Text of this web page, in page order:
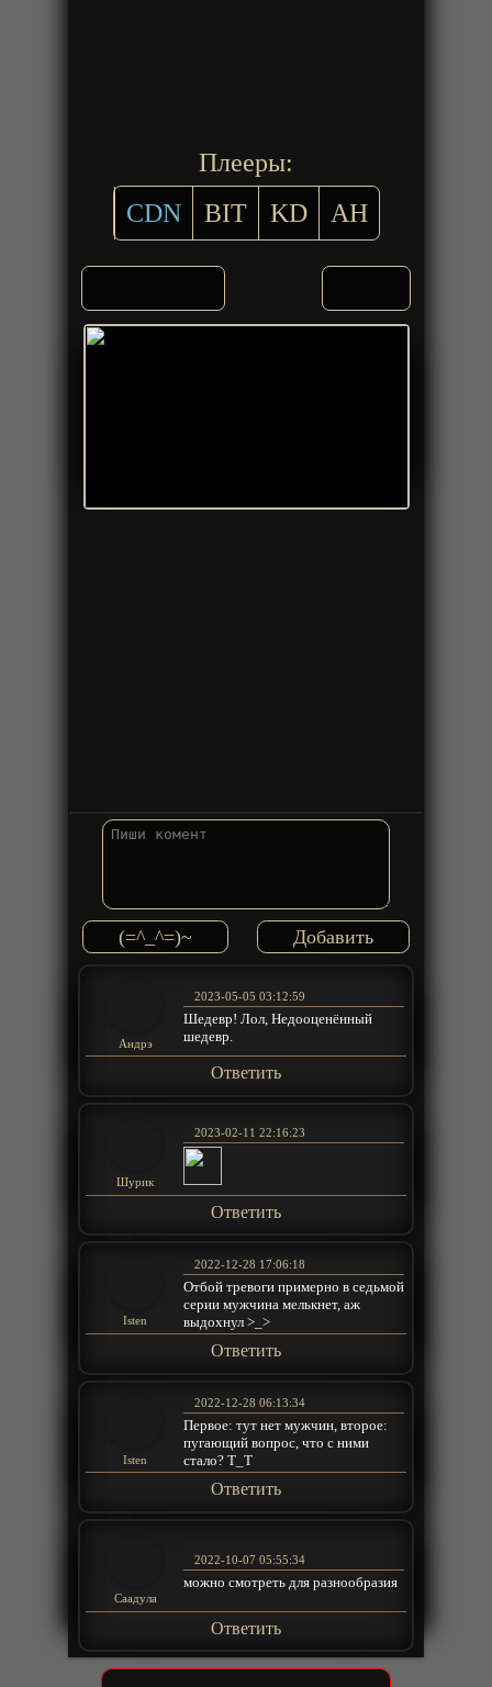
Плееры:
CDN
BIT KD AH
(=^_^=)~
Андрэ
2023-05-05 03:12:59
Шедевр! Лол, Недооценённый
шедевр.
Ответить
Шурик
2023-02-11 22:16:23
Ответить
Isten
2022-12-28 17:06:18
Отбой тревоги примерно в седьмой
серии мужчина мелькнет, аж
выдохнул >_>
Ответить
Isten
2022-12-28 06:13:34
Первое: тут нет мужчин, второе:
пугающий вопрос, что с ними
стало? Т_Т
Ответить
Саадула
2022-10-07 05:55:34
можно смотреть для разнообразия
Ответить